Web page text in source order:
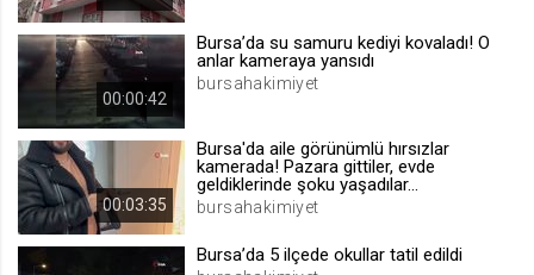
channelCategories
.web.tv
1 yıl
.web.tv
00:00:42
Bursa’da su samuru kediyi kovaladı! O
anlar kameraya yansıdı
bursahakimiyet
00:03:35
Bursa'da aile görünümlü hırsızlar
kamerada! Pazara gittiler, evde
geldiklerinde şoku yaşadılar...
bursahakimiyet
Bursa’da 5 ilçede okullar tatil edildi